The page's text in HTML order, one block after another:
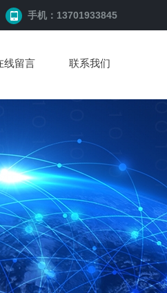
手机：13701933845
线留言 联系我们